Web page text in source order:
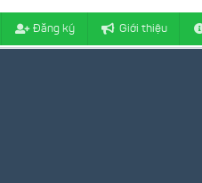
Đăng ký Giới thiệu